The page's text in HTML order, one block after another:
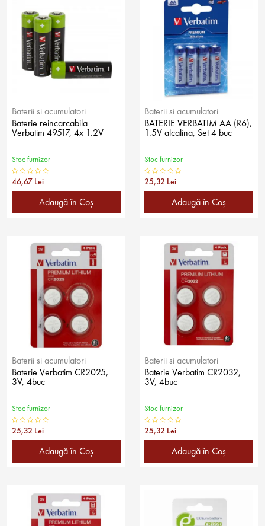
Baterii si acumulatori
Baterie reincarcabila
Verbatim 49517, 4x 1.2V
Stoc furnizor
46,67 Lei
Adaugă în Coş
Baterii si acumulatori
BATERIE VERBATIM AA (R6),
1.5V alcalina, Set 4 buc
Stoc furnizor
25,32 Lei
Adaugă în Coş
Baterii si acumulatori
Baterie Verbatim CR2025,
3V, 4buc
Stoc furnizor
25,32 Lei
Adaugă în Coş
Baterii si acumulatori
Baterie Verbatim CR2032,
3V, 4buc
Stoc furnizor
25,32 Lei
Adaugă în Coş